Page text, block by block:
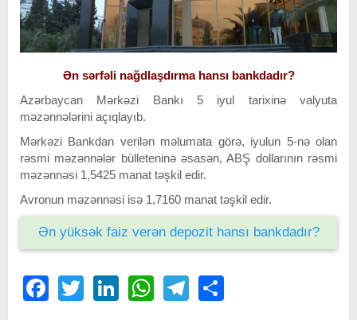
Ən sərfəli nağdlaşdırma hansı bankdadır?
Azərbaycan Mərkəzi Bankı 5 iyul tarixinə valyuta
məzənnələrini açıqlayıb.
Mərkəzi Bankdan verilən məlumata görə, iyulun 5-nə olan
rəsmi məzənnələr bülleteninə əsasən, ABŞ dollarının rəsmi
məzənnəsi 1,5425 manat təşkil edir.
Avronun məzənnəsi isə 1,7160 manat təşkil edir.
Ən yüksək faiz verən depozit hansı bankdadır?
FacebookTwitter LinkedIn WhatsAppTelegram